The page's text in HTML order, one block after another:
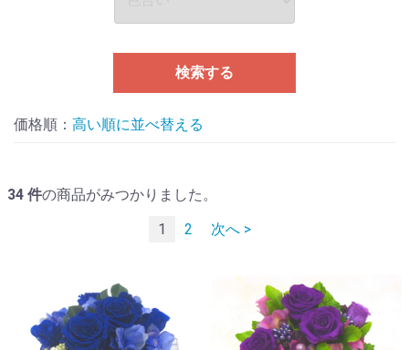
検索する
価格順： 並べ替える
34 件の商品がみつかりました。
1
2 次へ >